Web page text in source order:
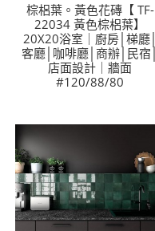
棕梠葉。黃色花磚【 TF-
22034 黃色棕梠葉】
20X20浴室｜廚房│梯廳│
客廳│咖啡廳│商辦│民宿│
店面設計｜牆面
#120/88/80